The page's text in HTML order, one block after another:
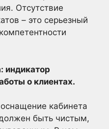
Отсутствие
– это серьезный
индикатор
о клиентах.
кабинета
быть чистым,